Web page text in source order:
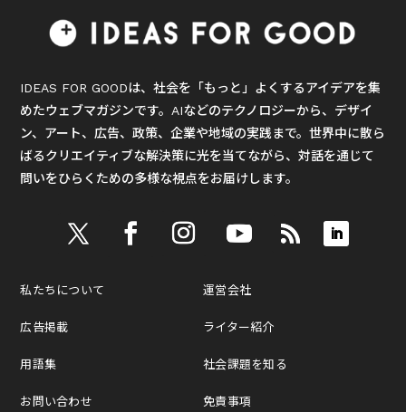
IDEAS FOR GOODは、社会を「もっと」よくするアイデアを集
めたウェブマガジンです。AIなどのテクノロジーから、デザイ
ン、アート、広告、政策、企業や地域の実践まで。世界中に散ら
ばるクリエイティブな解決策に光を当てながら、対話を通じて
問いをひらくための多様な視点をお届けします。
私たちについて
広告掲載
用語集
お問い合わせ
運営会社
ライター紹介
社会課題を知る
免責事項